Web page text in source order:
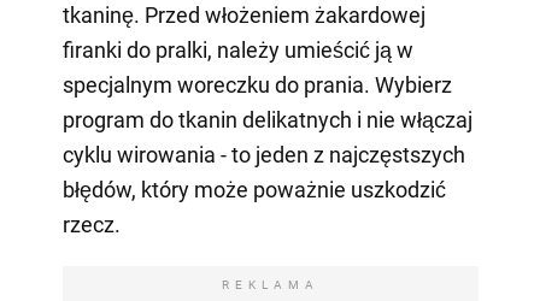
tkaninę. Przed włożeniem żakardowej
firanki do pralki, należy umieścić ją w
specjalnym woreczku do prania. Wybierz
program do tkanin delikatnych i nie włączaj
cyklu wirowania - to jeden z najczęstszych
błędów, który może poważnie uszkodzić
rzecz.
REKLAMA